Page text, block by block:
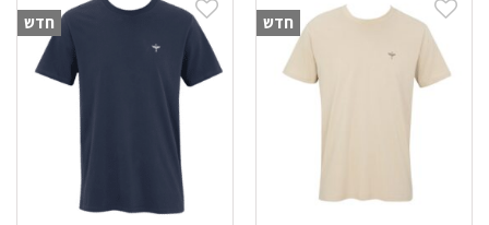
סוגים.
ניתן
לבחור
את
האפשרויות
סוגים.
ניתן
לבחור
את
האפשרויות
בעמוד
המוצר
חדש חדש